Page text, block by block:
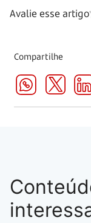
Avalie esse artigo
Compartilhe